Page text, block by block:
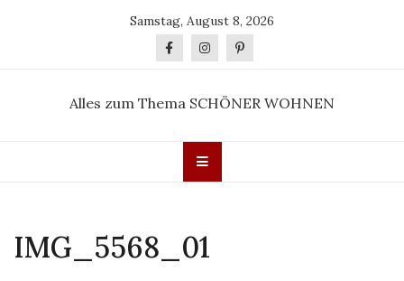
Samstag, August 8, 2026
Alles zum Thema SCHÖNER WOHNEN
IMG_5568_01